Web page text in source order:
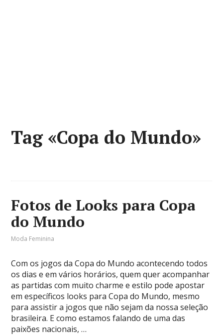
Tag «Copa do Mundo»
Fotos de Looks para Copa
do Mundo
Moda Feminina
Com os jogos da Copa do Mundo acontecendo todos
os dias e em vários horários, quem quer acompanhar
as partidas com muito charme e estilo pode apostar
em específicos looks para Copa do Mundo, mesmo
para assistir a jogos que não sejam da nossa seleção
brasileira. E como estamos falando de uma das
paixões nacionais, …